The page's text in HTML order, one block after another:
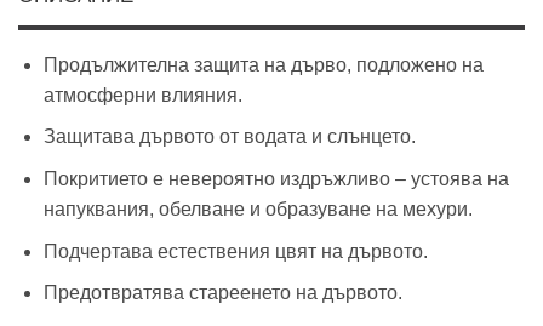
Продължителна защита на дърво, подложено на
атмосферни влияния.
Защитава дървото от водата и слънцето.
Покритието е невероятно издръжливо – устоява на
напуквания, обелване и образуване на мехури.
Подчертава естествения цвят на дървото.
Предотвратява стареенето на дървото.